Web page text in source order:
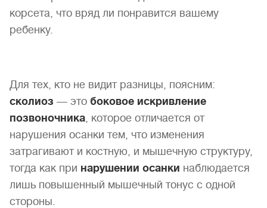
корсета, что вряд ли понравится вашему
ребенку.
Для тех, кто не видит разницы, поясним:
сколиоз — это боковое искривление
позвоночника, которое отличается от
нарушения осанки тем, что изменения
затрагивают и костную, и мышечную структуру,
тогда как при нарушении осанки наблюдается
лишь повышенный мышечный тонус с одной
стороны.